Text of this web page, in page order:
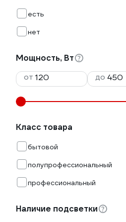
есть
нет
Мощность, Вт
от
до
Класс товара
бытовой
полупрофессиональный
профессиональный
Наличие подсветки